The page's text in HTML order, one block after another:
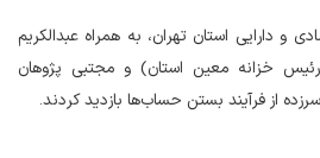
و دارایی استان تهران، به همراه عبدالکریم
خزانه معین استان) و مجتبی پژوهان
از فرآیند بستن حساب‌ها بازدید کردند.